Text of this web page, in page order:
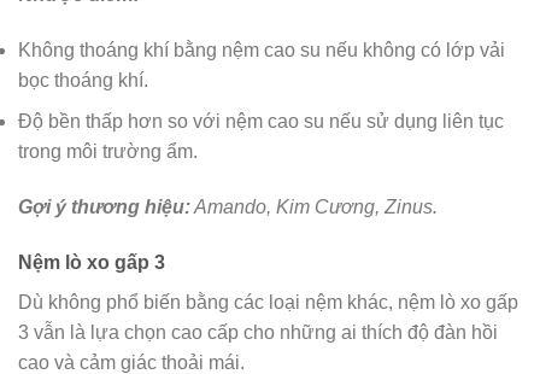
Không thoáng khí bằng nệm cao su nếu không có lớp vải
bọc thoáng khí.
Độ bền thấp hơn so với nệm cao su nếu sử dụng liên tục
trong môi trường ẩm.
Gợi ý thương hiệu:Amando, Kim Cương, Zinus.
Nệm lò xo gấp 3
Dù không phổ biến bằng các loại nệm khác, nệm lò xo gấp
3 vẫn là lựa chọn cao cấp cho những ai thích độ đàn hồi
cao và cảm giác thoải mái.